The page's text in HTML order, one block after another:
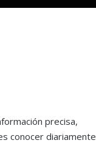
precisa,
conocer diariamente